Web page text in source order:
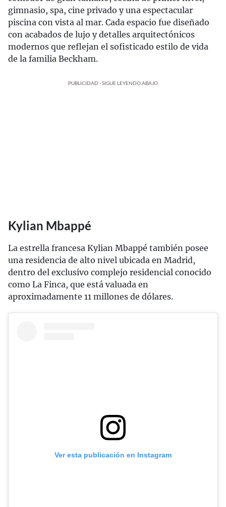
gimnasio, spa, cine privado y una espectacular
piscina con vista al mar. Cada espacio fue diseñado
con acabados de lujo y detalles arquitectónicos
modernos que reflejan el sofisticado estilo de vida
de la familia Beckham.
PUBLICIDAD - SIGUE LEYENDO ABAJO
Kylian Mbappé
La estrella francesa Kylian Mbappé también posee
una residencia de alto nivel ubicada en Madrid,
dentro del exclusivo complejo residencial conocido
como La Finca, que está valuada en
aproximadamente 11 millones de dólares.
Ver esta publicación en Instagram